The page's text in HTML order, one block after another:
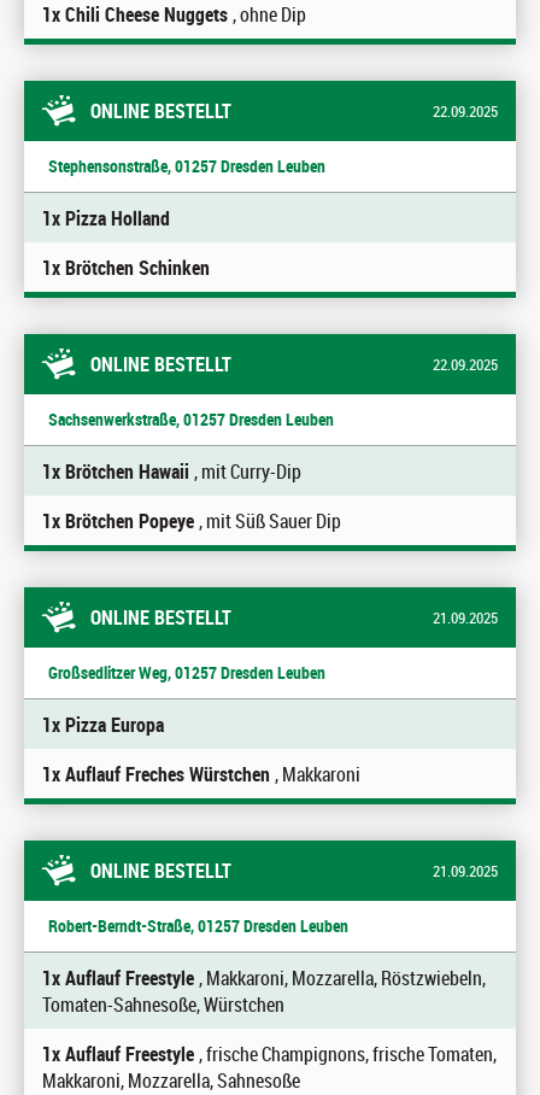
1x Chili Cheese Nuggets, ohne Dip
ONLINE BESTELLT 22.09.2025
Stephensonstraße, 01257 Dresden Leuben
1x Pizza Holland
1x Brötchen Schinken
ONLINE BESTELLT 22.09.2025
Sachsenwerkstraße, 01257 Dresden Leuben
1x Brötchen Hawaii , mit Curry-Dip
1x Brötchen Popeye, mit Süß Sauer Dip
ONLINE BESTELLT 21.09.2025
Großsedlitzer Weg, 01257 Dresden Leuben
1x Pizza Europa
1x Auflauf Freches Würstchen, Makkaroni
ONLINE BESTELLT 21.09.2025
Robert-Berndt-Straße, 01257 Dresden Leuben
1x Auflauf Freestyle, Makkaroni, Mozzarella, Röstzwiebeln,
Tomaten-Sahnesoße, Würstchen
1x Auflauf Freestyle, frische Champignons, frische Tomaten,
Makkaroni, Mozzarella, Sahnesoße